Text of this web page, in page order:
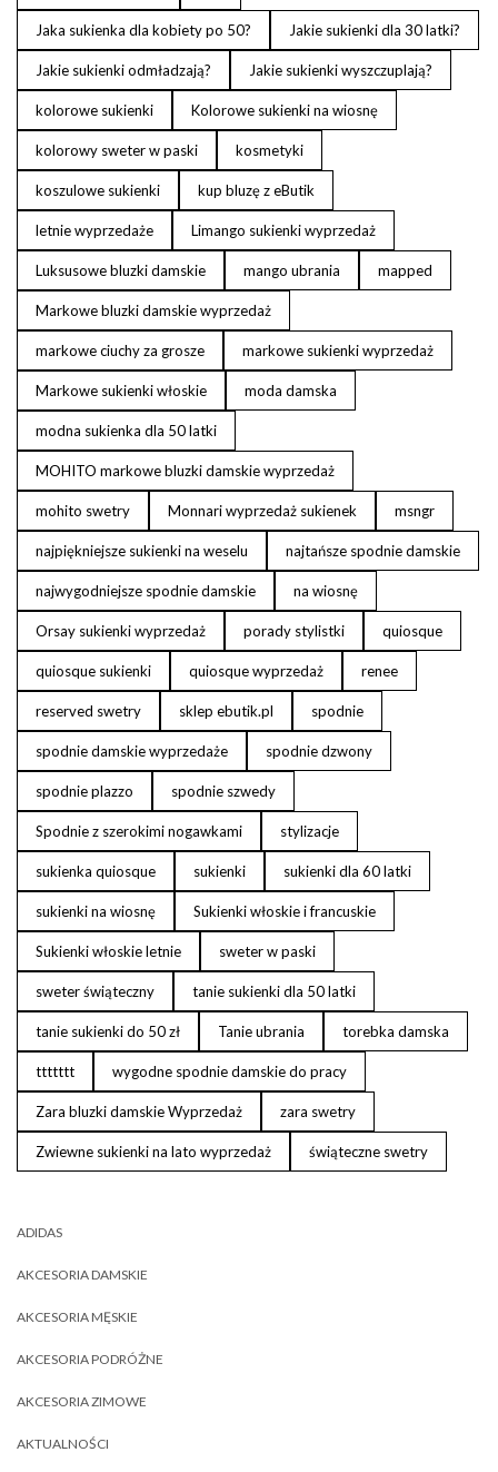
Jaka sukienka dla kobiety po 50? Jakie sukienki dla 30 latki?
Jakie sukienki odmładzają? Jakie sukienki wyszczuplają?
kolorowe sukienki Kolorowe sukienki na wiosnę
kolorowy sweter w paski kosmetyki
koszulowe sukienki kup bluzę z eButik
letnie wyprzedaże Limango sukienki wyprzedaż
Luksusowe bluzki damskie mango ubrania mapped
Markowe bluzki damskie wyprzedaż
markowe ciuchy za grosze markowe sukienki wyprzedaż
Markowe sukienki włoskie moda damska
modna sukienka dla 50 latki
MOHITO markowe bluzki damskie wyprzedaż
mohito swetry Monnari wyprzedaż sukienek msngr
najpiękniejsze sukienki na weselu najtańsze spodnie damskie
najwygodniejsze spodnie damskie na wiosnę
Orsay sukienki wyprzedaż porady stylistki quiosque
quiosque sukienki quiosque wyprzedaż renee
reserved swetry sklep ebutik.pl spodnie
spodnie damskie wyprzedaże spodnie dzwony
spodnie plazzo spodnie szwedy
Spodnie z szerokimi nogawkami stylizacje
sukienka quiosque sukienki sukienki dla 60 latki
sukienki na wiosnę Sukienki włoskie i francuskie
Sukienki włoskie letnie sweter w paski
sweter świąteczny tanie sukienki dla 50 latki
tanie sukienki do 50 zł Tanie ubrania torebka damska
ttttttt wygodne spodnie damskie do pracy
Zara bluzki damskie Wyprzedaż zara swetry
Zwiewne sukienki na lato wyprzedaż świąteczne swetry
ADIDAS
AKCESORIA DAMSKIE
AKCESORIA MĘSKIE
AKCESORIA PODRÓŻNE
AKCESORIA ZIMOWE
AKTUALNOŚCI